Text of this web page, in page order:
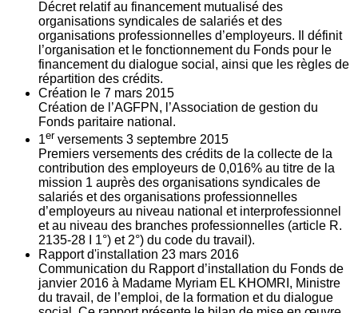
Décret relatif au financement mutualisé des
organisations syndicales de salariés et des
organisations professionnelles d’employeurs. Il définit
l’organisation et le fonctionnement du Fonds pour le
financement du dialogue social, ainsi que les règles de
répartition des crédits.
Création le 7 mars 2015
Création de l’AGFPN, l’Association de gestion du
Fonds paritaire national.
1er versements 3 septembre 2015
Premiers versements des crédits de la collecte de la
contribution des employeurs de 0,016% au titre de la
mission 1 auprès des organisations syndicales de
salariés et des organisations professionnelles
d’employeurs au niveau national et interprofessionnel
et au niveau des branches professionnelles (article R.
2135‐28 I 1°) et 2°) du code du travail).
Rapport d'installation 23 mars 2016
Communication du Rapport d’installation du Fonds de
janvier 2016 à Madame Myriam EL KHOMRI, Ministre
du travail, de l’emploi, de la formation et du dialogue